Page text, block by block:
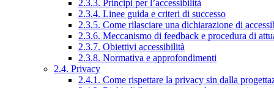
2.3.3. Principi per l’accessibilità
2.3.4. Linee guida e criteri di successo
2.3.5. Come rilasciare una dichiarazione di
2.3.6. Meccanismo di feedback e procedura di
2.3.7. Obiettivi accessibilità
2.3.8. Normativa e approfondimenti
2.4. Privacy
2.4.1. Come rispettare la privacy sin dalla